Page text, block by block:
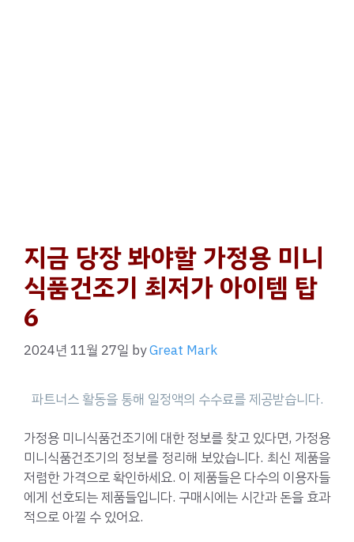
지금 당장 봐야할 가정용 미니
식품건조기 최저가 아이템 탑
6
2024년 11월 27일 byGreat Mark
가정용 미니식품건조기에 대한 정보를 찾고 있다면, 가정용
미니식품건조기의 정보를 정리해 보았습니다. 최신 제품을
저렴한 가격으로 확인하세요. 이 제품들은 다수의 이용자들
에게 선호되는 제품들입니다. 구매시에는 시간과 돈을 효과
적으로 아낄 수 있어요.